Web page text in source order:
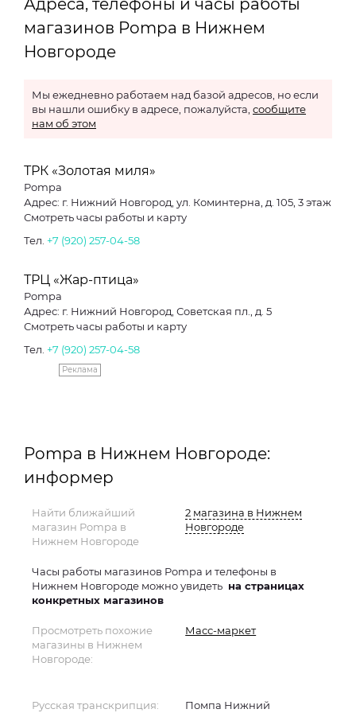
Адреса, телефоны и часы работы
магазинов Pompa в Нижнем
Новгороде
Мы ежедневно работаем над базой адресов, но если
вы нашли ошибку в адресе, пожалуйста, сообщите
нам об этом
ТРК «Золотая миля»
Pompa
Адрес: г. Нижний Новгород, ул. Коминтерна, д. 105, 3 этаж
Смотреть часы работы и карту
Тел. +7 (920) 257-04-58
ТРЦ «Жар-птица»
Pompa
Адрес: г. Нижний Новгород, Советская пл., д. 5
Смотреть часы работы и карту
Тел. +7 (920) 257-04-58
Реклама
Pompa в Нижнем Новгороде:
информер
Найти ближайший
магазин Pompa в
Нижнем Новгороде
2 магазина в Нижнем
Новгороде
Часы работы магазинов Pompa и телефоны в
Нижнем Новгороде можно увидеть на страницах
конкретных магазинов
Просмотреть похожие
магазины в Нижнем
Новгороде:
Масс-маркет
Русская транскрипция: Помпа Нижний